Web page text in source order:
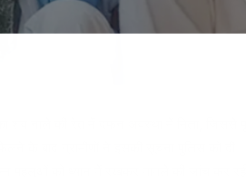
शव नाले की रेत में दफन अवस्था में मिला, जिससे पूरे
के बाद ग्रामीणों ने इसकी सूचना पुलिस को दी.
पहलुओं को ध्यान में रखकर मामले की जांच कर रही